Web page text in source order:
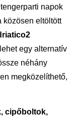
napok
közösen eltöltött
egy alternatív
néhány
megközelíthető,
cipőboltok,